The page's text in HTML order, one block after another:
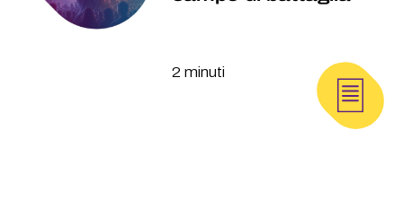
2 minuti